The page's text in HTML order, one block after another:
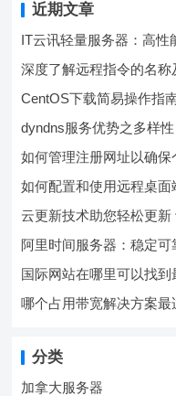
近期文章
IT云讯轻量服务器：高性
深度了解远程指令的名称
CentOS下载简易操作指
dyndns服务优势之多样性
如何管理注册网址以确保
如何配置和使用远程桌面
云更新技术助您轻松更新
阿里时间服务器：稳定
国际网站在哪里可以找到
哪个占用带宽解决方案最
分类
加拿大服务器